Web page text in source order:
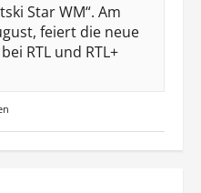
Star WM“. Am
feiert die neue
RTL und RTL+